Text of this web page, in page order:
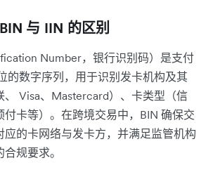
与 IIN 的区别
Number，银行识别码）是支付
的数字序列，用于识别发卡机构及其
、 Visa、Mastercard）、卡类型（信
付卡等）。在跨境交易中，BIN 确保交
应的卡网络与发卡方，并满足监管机构
规要求。